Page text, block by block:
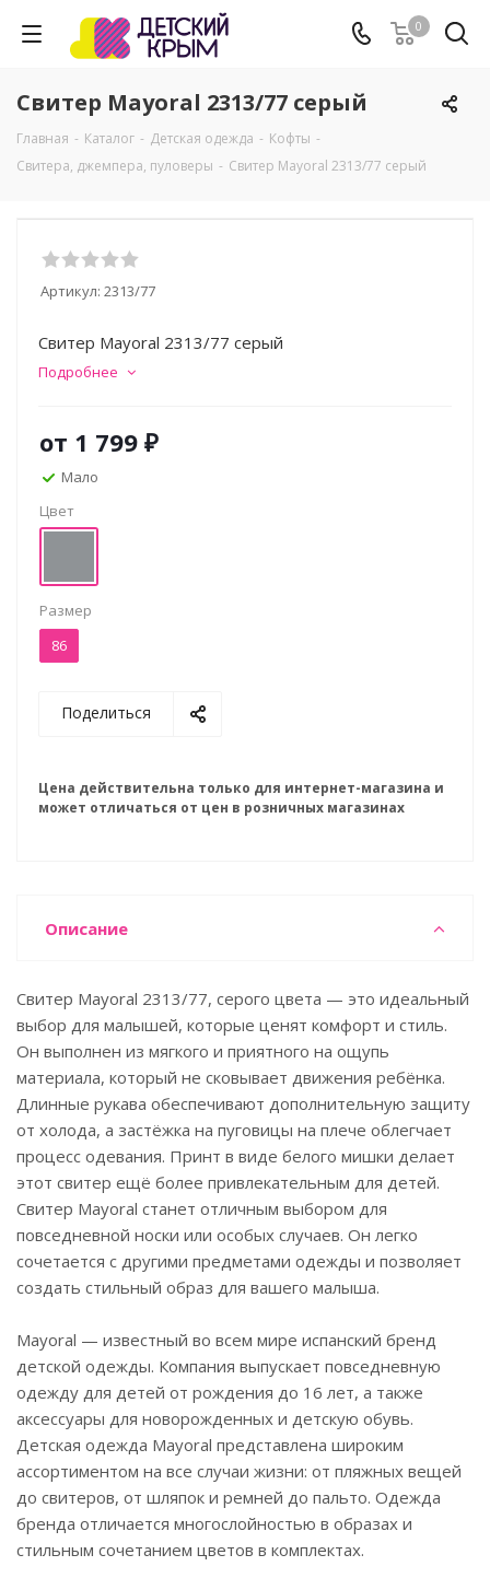
0
Свитер Mayoral 2313/77 серый
Главная - Каталог - Детская одежда - Кофты -
Свитера, джемпера, пуловеры - Свитер Mayoral 2313/77 серый
Артикул: 2313/77
Свитер Mayoral 2313/77 серый
Подробнее
от 1 799 ₽
Мало
Цвет
Размер
86
Поделиться
Цена действительна только для интернет-магазина и
может отличаться от цен в розничных магазинах
Описание
Свитер Mayoral 2313/77, серого цвета — это идеальный
выбор для малышей, которые ценят комфорт и стиль.
Он выполнен из мягкого и приятного на ощупь
материала, который не сковывает движения ребёнка.
Длинные рукава обеспечивают дополнительную защиту
от холода, а застёжка на пуговицы на плече облегчает
процесс одевания. Принт в виде белого мишки делает
этот свитер ещё более привлекательным для детей.
Свитер Mayoral станет отличным выбором для
повседневной носки или особых случаев. Он легко
сочетается с другими предметами одежды и позволяет
создать стильный образ для вашего малыша.
Mayoral — известный во всем мире испанский бренд
детской одежды. Компания выпускает повседневную
одежду для детей от рождения до 16 лет, а также
аксессуары для новорожденных и детскую обувь.
Детская одежда Mayoral представлена широким
ассортиментом на все случаи жизни: от пляжных вещей
до свитеров, от шляпок и ремней до пальто. Одежда
бренда отличается многослойностью в образах и
стильным сочетанием цветов в комплектах.